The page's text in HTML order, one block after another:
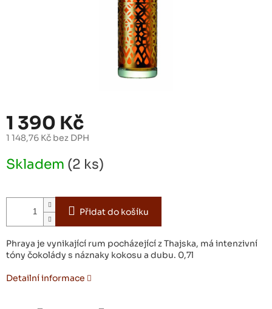
1 390 Kč
1 148,76 Kč bez DPH
cena:
Skladem (2 ks)
Přidat do košíku
Phraya je vynikající rum pocházející z Thajska, má intenzivní
tóny čokolády s náznaky kokosu a dubu. 0,7l
Detailní informace